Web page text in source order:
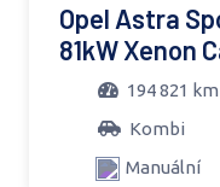
Opel Astra
81kW Xenon
194 821 km
Kombi
Manuální